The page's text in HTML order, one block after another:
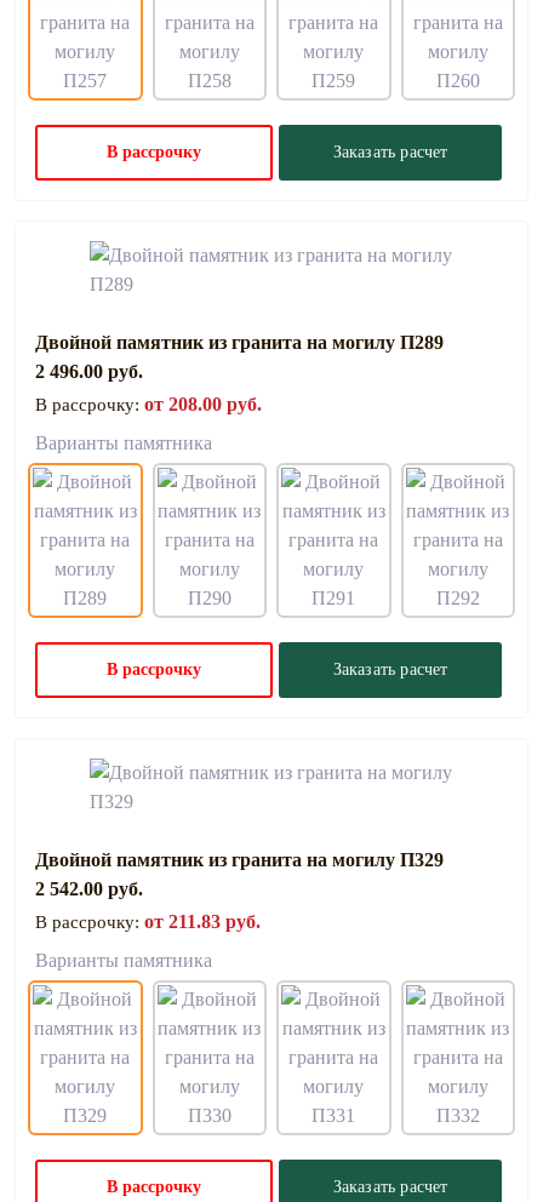
В рассрочку Заказать расчет
Двойной памятник из гранита на могилу П289
2 496.00 руб.
В рассрочку: от 208.00 руб.
Варианты памятника
В рассрочку Заказать расчет
Двойной памятник из гранита на могилу П329
2 542.00 руб.
В рассрочку: от 211.83 руб.
Варианты памятника
В рассрочку Заказать расчет